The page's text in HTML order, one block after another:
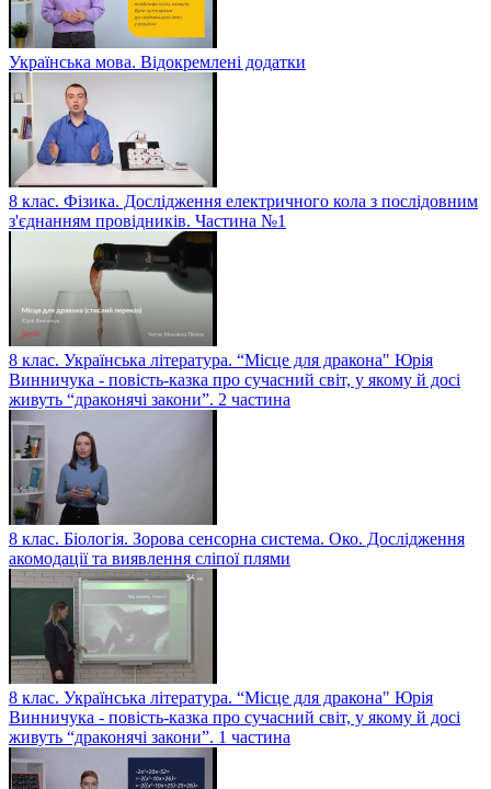
Українська мова. Відокремлені додатки
8 клас. Фізика. Дослідження електричного кола з послідовним
з'єднанням провідників. Частина №1
8 клас. Українська література. “Місце для дракона" Юрія
Винничука - повість-казка про сучасний світ, у якому й досі
живуть “драконячі закони”. 2 частина
8 клас. Біологія. Зорова сенсорна система. Око. Дослідження
акомодації та виявлення сліпої плями
8 клас. Українська література. “Місце для дракона" Юрія
Винничука - повість-казка про сучасний світ, у якому й досі
живуть “драконячі закони”. 1 частина